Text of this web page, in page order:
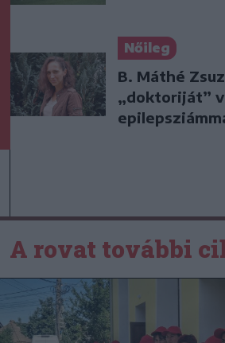
Nőileg
B. Máthé
„doktoriját”
A rovat további